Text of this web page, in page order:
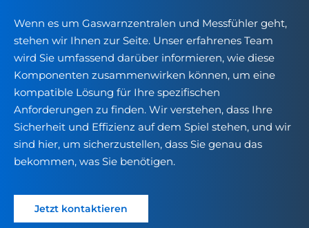
Wenn es um Gaswarnzentralen und Messfühler geht,
stehen wir Ihnen zur Seite. Unser erfahrenes Team
wird Sie umfassend darüber informieren, wie diese
Komponenten zusammenwirken können, um eine
kompatible Lösung für Ihre spezifischen
Anforderungen zu finden. Wir verstehen, dass Ihre
Sicherheit und Effizienz auf dem Spiel stehen, und wir
sind hier, um sicherzustellen, dass Sie genau das
bekommen, was Sie benötigen.
Jetzt kontaktieren